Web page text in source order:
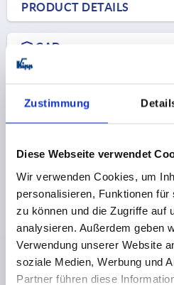
Zustimmung
Diese Webseite verwendet
Wir verwenden Cookies, um
personalisieren, Funktionen
zu können und die Zugriffe auf
analysieren. Außerdem geben
Verwendung unserer Website
soziale Medien, Werbung und
Partner führen diese
PRODUCT DETAILS
CAD
Discover our product